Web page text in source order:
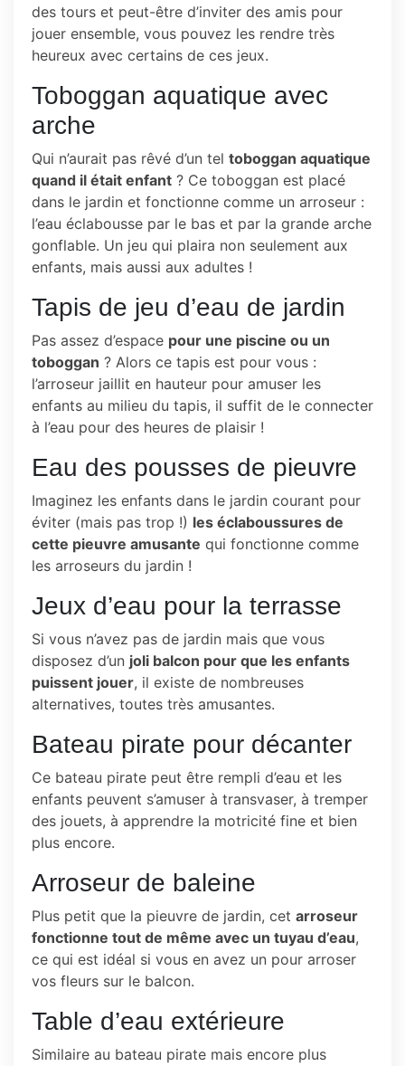
des tours et peut-être d’inviter des amis pour
jouer ensemble, vous pouvez les rendre très
heureux avec certains de ces jeux.
Toboggan aquatique avec
arche
Qui n’aurait pas rêvé d’un tel toboggan aquatique
quand il était enfant ? Ce toboggan est placé
dans le jardin et fonctionne comme un arroseur :
l’eau éclabousse par le bas et par la grande arche
gonflable. Un jeu qui plaira non seulement aux
enfants, mais aussi aux adultes !
Tapis de jeu d’eau de jardin
Pas assez d’espace pour une piscine ou un
toboggan ? Alors ce tapis est pour vous :
l’arroseur jaillit en hauteur pour amuser les
enfants au milieu du tapis, il suffit de le connecter
à l’eau pour des heures de plaisir !
Eau des pousses de pieuvre
Imaginez les enfants dans le jardin courant pour
éviter (mais pas trop !) les éclaboussures de
cette pieuvre amusante qui fonctionne comme
les arroseurs du jardin !
Jeux d’eau pour la terrasse
Si vous n’avez pas de jardin mais que vous
disposez d’un joli balcon pour que les enfants
puissent jouer, il existe de nombreuses
alternatives, toutes très amusantes.
Bateau pirate pour décanter
Ce bateau pirate peut être rempli d’eau et les
enfants peuvent s’amuser à transvaser, à tremper
des jouets, à apprendre la motricité fine et bien
plus encore.
Arroseur de baleine
Plus petit que la pieuvre de jardin, cet arroseur
fonctionne tout de même avec un tuyau d’eau,
ce qui est idéal si vous en avez un pour arroser
vos fleurs sur le balcon.
Table d’eau extérieure
Similaire au bateau pirate mais encore plus